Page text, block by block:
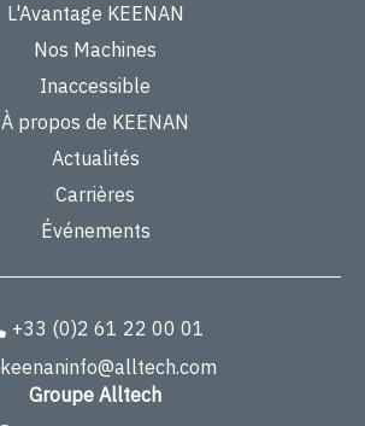
L'Avantage KEENAN
Nos Machines
Inaccessible
À propos de KEENAN
Actualités
Carrières
Événements
+33 (0)2 61 22 00 01
keenaninfo@alltech.com
Groupe Alltech